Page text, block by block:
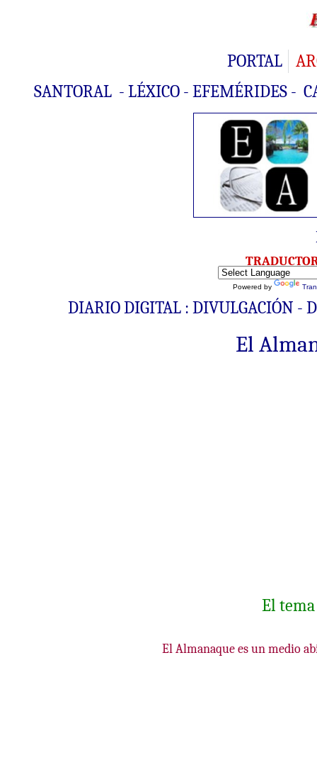
PORTAL
SANTORAL - LÉXICO - EFEMÉRIDES -
Powered by
DIARIO DIGITAL : DIVULGACIÓN -
El
El
El Almanaque es un medio